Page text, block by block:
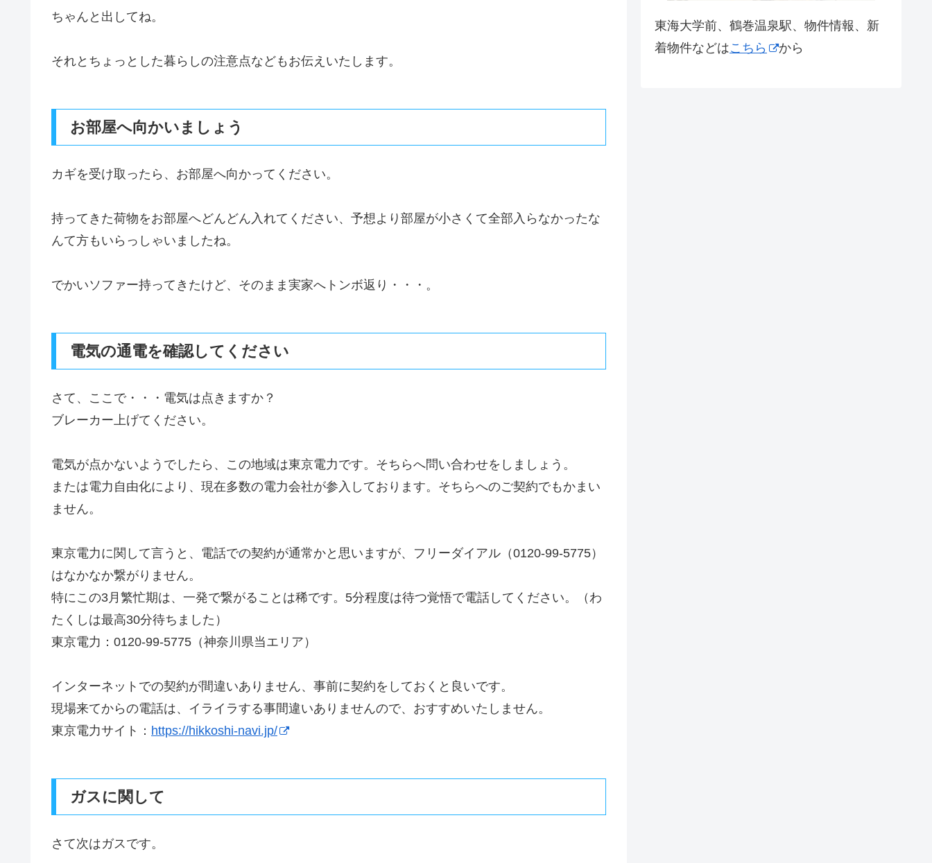
ちゃんと出してね。
それとちょっとした暮らしの注意点などもお伝えいたします。
お部屋へ向かいましょう
カギを受け取ったら、お部屋へ向かってください。
持ってきた荷物をお部屋へどんどん入れてください、予想より部屋が小さくて全部入らなかったな
んて方もいらっしゃいましたね。
でかいソファー持ってきたけど、そのまま実家へトンボ返り・・・。
電気の通電を確認してください
さて、ここで・・・電気は点きますか？
ブレーカー上げてください。
電気が点かないようでしたら、この地域は東京電力です。そちらへ問い合わせをしましょう。
または電力自由化により、現在多数の電力会社が参入しております。そちらへのご契約でもかまい
ません。
東京電力に関して言うと、電話での契約が通常かと思いますが、フリーダイアル（0120-99-5775）
はなかなか繋がりません。
特にこの3月繁忙期は、一発で繋がることは稀です。5分程度は待つ覚悟で電話してください。（わ
たくしは最高30分待ちました）
東京電力：0120-99-5775（神奈川県当エリア）
インターネットでの契約が間違いありません、事前に契約をしておくと良いです。
現場来てからの電話は、イライラする事間違いありませんので、おすすめいたしません。
東京電力サイト： https://hikkoshi-navi.jp/
ガスに関して
さて次はガスです。
東海大学前、鶴巻温泉駅、物件情報、新
着物件などはこちら から